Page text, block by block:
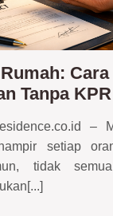
Tanpa
–
setiap
tidak